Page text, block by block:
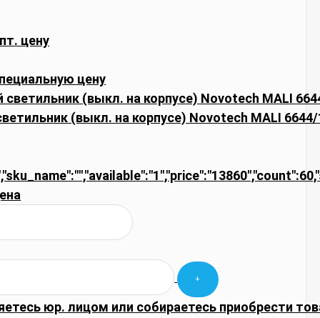
цену
цену
(выкл. на корпусе) Novotech MALI 6644/
юр. лицом или собираетесь приобрести